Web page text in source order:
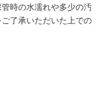
時の水濡れや多少の汚
了承いただいた上での